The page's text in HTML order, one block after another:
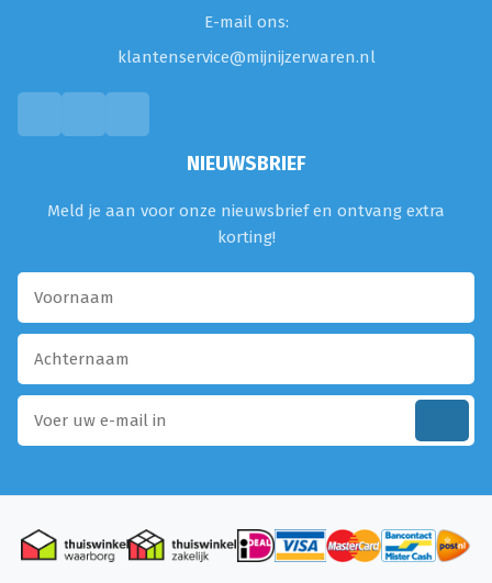
E-mail ons:
klantenservice@mijnijzerwaren.nl
NIEUWSBRIEF
Meld je aan voor onze nieuwsbrief en ontvang extra
korting!